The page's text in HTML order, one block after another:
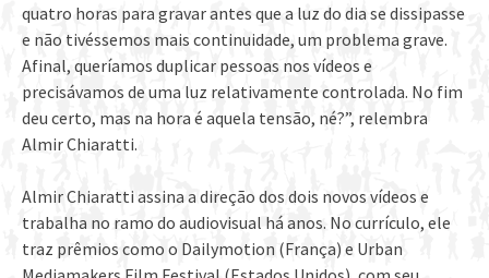
quatro horas para gravar antes que a luz do dia se dissipasse
e não tivéssemos mais continuidade, um problema grave.
Afinal, queríamos duplicar pessoas nos vídeos e
precisávamos de uma luz relativamente controlada. No fim
deu certo, mas na hora é aquela tensão, né?”, relembra
Almir Chiaratti.
Almir Chiaratti assina a direção dos dois novos vídeos e
trabalha no ramo do audiovisual há anos. No currículo, ele
traz prêmios como o Dailymotion (França) e Urban